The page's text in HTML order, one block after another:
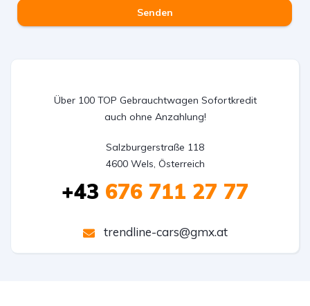
Senden
Über 100 TOP Gebrauchtwagen Sofortkredit
auch ohne Anzahlung!
Salzburgerstraße 118
4600 Wels, Österreich
+43 676 711 27 77
trendline-cars@gmx.at